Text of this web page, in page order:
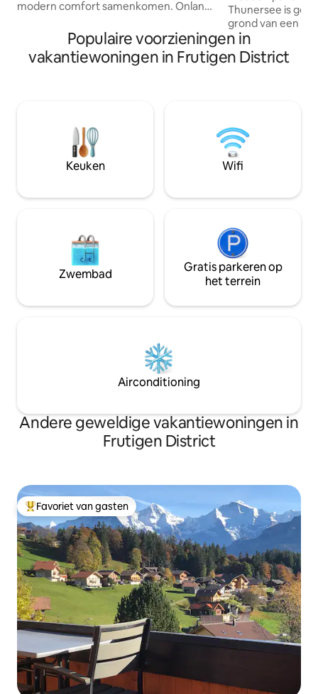
modern comfort samenkomen. Onlangs
volledig uitgeruste gastronomische
keuken, stijlvolle woonruimtes en een
balkon rondom met uitzicht op het meer
een kinderpark buiten, wandelroutes en
een gedeelde BBQ-ruimte. Gratis
overdekte privéparkeergelegenheid,
een smart-tv en wifi.
Thunersee is
grond van een
vakantiehuis. Het
van het dorp en
uitstapjes naar
Krattigen Dorf/
minuten lopen),
wandelpaden,
Interlaken,
Populaire voorzieningen in
vakantiewoningen in Frutigen District
Keuken Wifi
Zwembad
Gratis parkeren op
het terrein
Airconditioning
Andere geweldige vakantiewoningen in
Frutigen District
Topfavoriet van gasten
Favoriet van gasten